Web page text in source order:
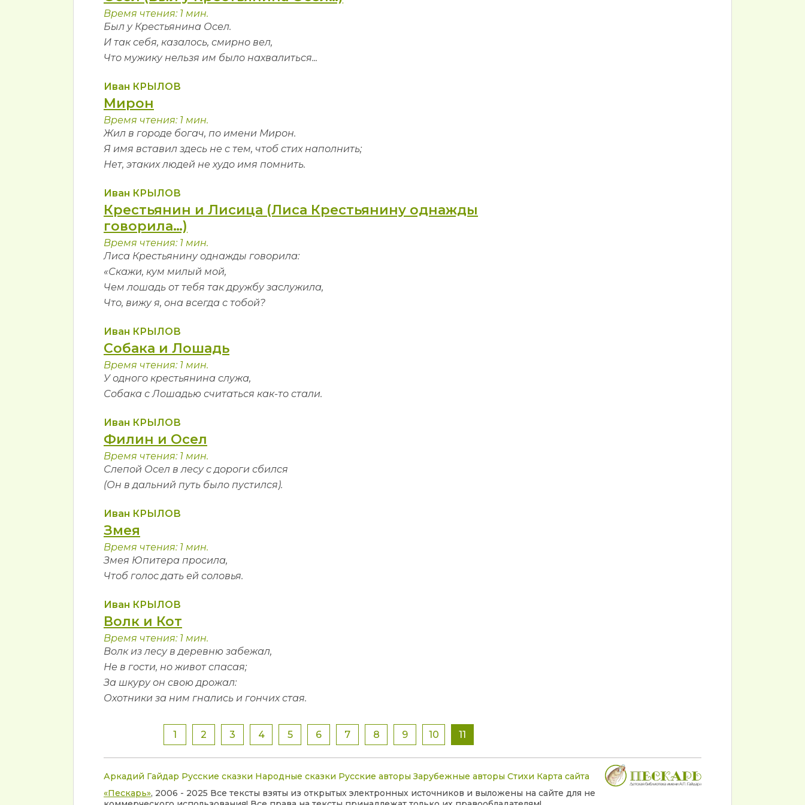
Время чтения: 1 мин.
Был у Крестьянина Осел.
И так себя, казалось, смирно вел,
Что мужику нельзя им было нахвалиться...
Иван КРЫЛОВ
Мирон
Время чтения: 1 мин.
Жил в городе богач, по имени Мирон.
Я имя вставил здесь не с тем, чтоб стих наполнить;
Нет, этаких людей не худо имя помнить.
Иван КРЫЛОВ
Крестьянин и Лисица (Лиса Крестьянину однажды
говорила…)
Время чтения: 1 мин.
Лиса Крестьянину однажды говорила:
«Скажи, кум милый мой,
Чем лошадь от тебя так дружбу заслужила,
Что, вижу я, она всегда с тобой?
Иван КРЫЛОВ
Собака и Лошадь
Время чтения: 1 мин.
У одного крестьянина служа,
Собака с Лошадью считаться как-то стали.
Иван КРЫЛОВ
Филин и Осел
Время чтения: 1 мин.
Слепой Осел в лесу с дороги сбился
(Он в дальний путь было пустился).
Иван КРЫЛОВ
Змея
Время чтения: 1 мин.
Змея Юпитера просила,
Чтоб голос дать ей соловья.
Иван КРЫЛОВ
Волк и Кот
Время чтения: 1 мин.
Волк из лесу в деревню забежал,
Не в гости, но живот спасая;
За шкуру он свою дрожал:
Охотники за ним гнались и гончих стая.
1 2 3 4 5 6 7 8 9 10 11
Аркадий Гайдар Русские сказки Народные сказки Русские авторы Зарубежные авторы Стихи Карта сайта
«Пескарь», 2006 - 2025 Все тексты взяты из открытых электронных источников и выложены на сайте для не